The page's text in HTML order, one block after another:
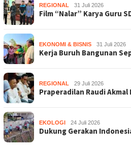
REGIONAL 31 Juli 2026
Film “Nalar” Karya Guru
EKONOMI & BISNIS 31 Juli 2026
Kerja Buruh Bangunan
REGIONAL 29 Juli 2026
Praperadilan Raudi
EKOLOGI 24 Juli 2026
Dukung Gerakan